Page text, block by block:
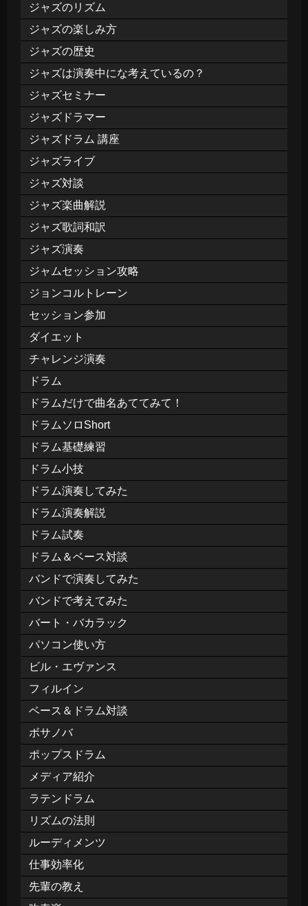
ジャズのリズム
ジャズの楽しみ方
ジャズの歴史
ジャズは演奏中にな考えているの？
ジャズセミナー
ジャズドラマー
ジャズドラム 講座
ジャズライブ
ジャズ対談
ジャズ楽曲解説
ジャズ歌詞和訳
ジャズ演奏
ジャムセッション攻略
ジョンコルトレーン
セッション参加
ダイエット
チャレンジ演奏
ドラム
ドラムだけで曲名あててみて！
ドラムソロShort
ドラム基礎練習
ドラム小技
ドラム演奏してみた
ドラム演奏解説
ドラム試奏
ドラム＆ベース対談
バンドで演奏してみた
バンドで考えてみた
バート・バカラック
パソコン使い方
ビル・エヴァンス
フィルイン
ベース＆ドラム対談
ボサノバ
ポップスドラム
メディア紹介
ラテンドラム
リズムの法則
ルーディメンツ
仕事効率化
先輩の教え